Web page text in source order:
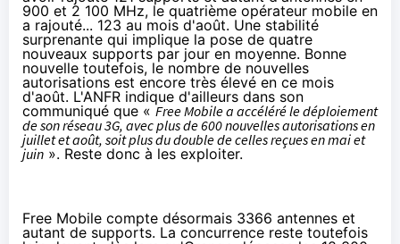
900 et 2 100 MHz, le quatrième opérateur mobile en
a rajouté... 123 au mois d'août. Une stabilité
surprenante qui implique la pose de quatre
nouveaux supports par jour en moyenne. Bonne
nouvelle toutefois, le nombre de nouvelles
autorisations est encore très élevé en ce mois
d'août. L'ANFR indique d'ailleurs dans son
communiqué que « Free Mobilea accéléré le déploiement
de son réseau 3G, avec plus de 600 nouvelles autorisations en
juillet et août, soit plus du double de celles reçues en mai et
juin ». Reste donc à les exploiter.
Free Mobile compte désormais 3366 antennes et
autant de supports. La concurrence reste toutefois